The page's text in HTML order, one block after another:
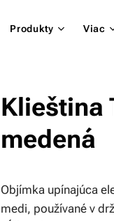
Produkty Viac
Klieština
medená
Objímka upínajúca
medi, používané v